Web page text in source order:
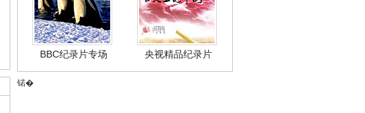
BBC纪录片专场 央视精品纪录片
锘�